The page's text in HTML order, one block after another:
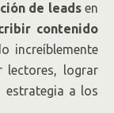
de leadsen
contenido
increíblemente
lectores, lograr
a los